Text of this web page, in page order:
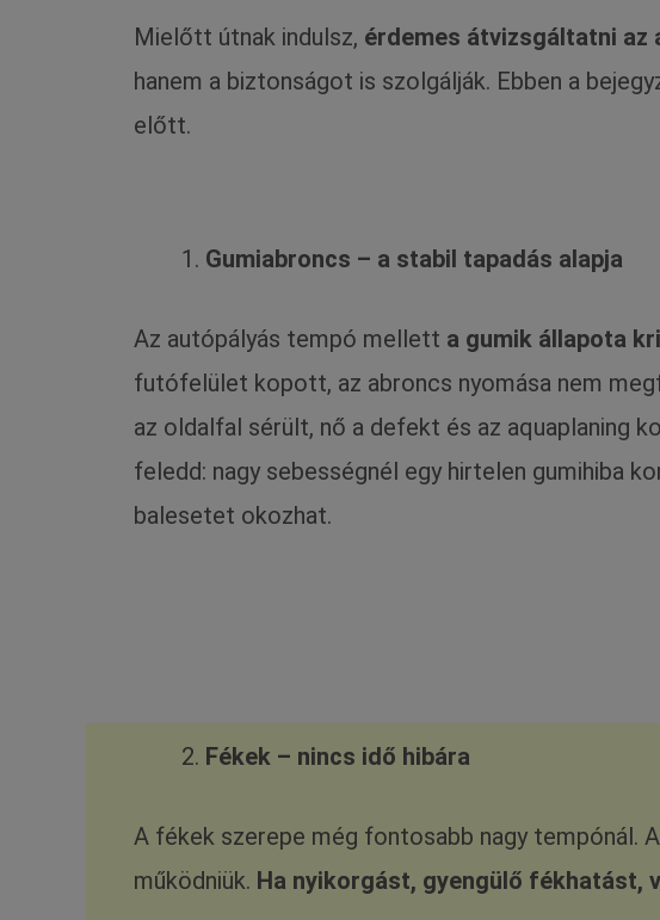
Mielőtt útnak indulsz, érdemes átvizsgáltatni az
hanem a biztonságot is szolgálják. Ebben a
előtt.
Gumiabroncs – a stabil tapadás alapja
Az autópályás tempó mellett a gumik állapota
futófelület kopott, az abroncs nyomása nem
az oldalfal sérült, nő a defekt és az aquaplaning
feledd: nagy sebességnél egy hirtelen gumihiba
balesetet okozhat.
Fékek – nincs idő hibára
A fékek szerepe még fontosabb nagy tempónál.
működniük. Ha nyikorgást, gyengülő fékhatást,